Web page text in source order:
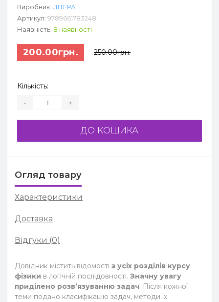
Виробник: ЛІТЕРА
Артикул: 9789661783248
Наявність: В наявності
200.00грн. 250.00грн.
Кількість:
- +
ДО КОШИКА
Огляд товару
Характеристики
Доставка
Відгуки (0)
Довідник містить відомості з усіх розділів курсу
фізики в логічній послідовності. Значну увагу
приділено розв’язуванню задач. Після кожної
теми подано класифікацію задач, методи їх